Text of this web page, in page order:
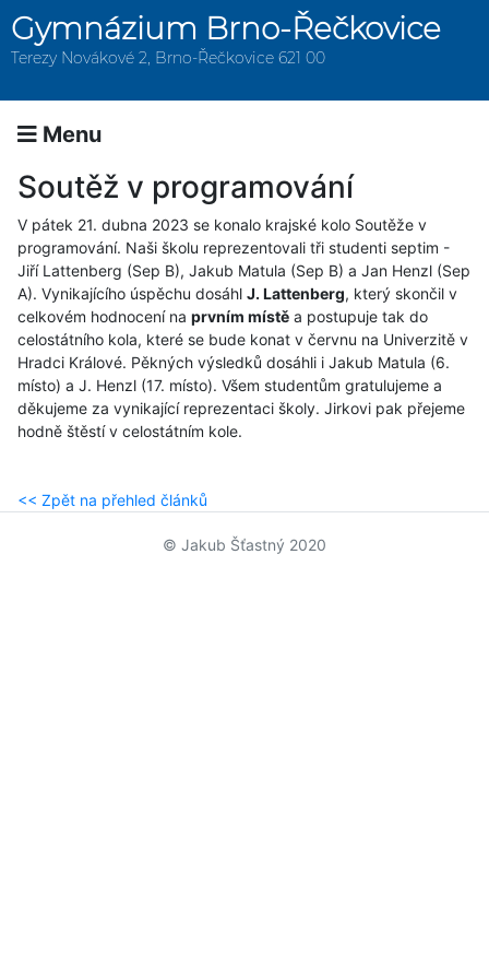
Gymnázium Brno-Řečkovice
Terezy Novákové 2, Brno-Řečkovice 621 00
Menu
Soutěž v programování
V pátek 21. dubna 2023 se konalo krajské kolo Soutěže v
programování. Naši školu reprezentovali tři studenti septim -
Jiří Lattenberg (Sep B), Jakub Matula (Sep B) a Jan Henzl (Sep
A). Vynikajícího úspěchu dosáhl J. Lattenberg, který skončil v
celkovém hodnocení na prvním místě a postupuje tak do
celostátního kola, které se bude konat v červnu na Univerzitě v
Hradci Králové. Pěkných výsledků dosáhli i Jakub Matula (6.
místo) a J. Henzl (17. místo). Všem studentům gratulujeme a
děkujeme za vynikající reprezentaci školy. Jirkovi pak přejeme
hodně štěstí v celostátním kole.
<< Zpět na přehled článků
© Jakub Šťastný 2020